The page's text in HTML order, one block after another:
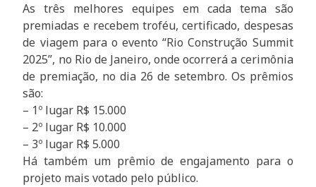
As três melhores equipes em cada tema são
premiadas e recebem troféu, certificado, despesas
de viagem para o evento “Rio Construção Summit
2025”, no Rio de Janeiro, onde ocorrerá a cerimônia
de premiação, no dia 26 de setembro. Os prêmios
são:
– 1º lugar R$ 15.000
– 2º lugar R$ 10.000
– 3º lugar R$ 5.000
Há também um prêmio de engajamento para o
projeto mais votado pelo público.